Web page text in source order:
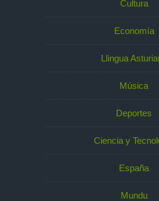
Cultura
Economía
Llingua
Música
Deportes
Ciencia y
España
Mundu